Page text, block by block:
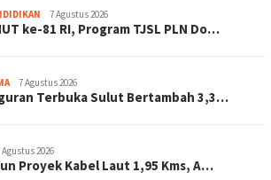
7 Agustus 2026
ke-81 RI, Program TJSL PLN Do…
7 Agustus 2026
Terbuka Sulut Bertambah 3,3…
Agustus 2026
Proyek Kabel Laut 1,95 Kms, A…